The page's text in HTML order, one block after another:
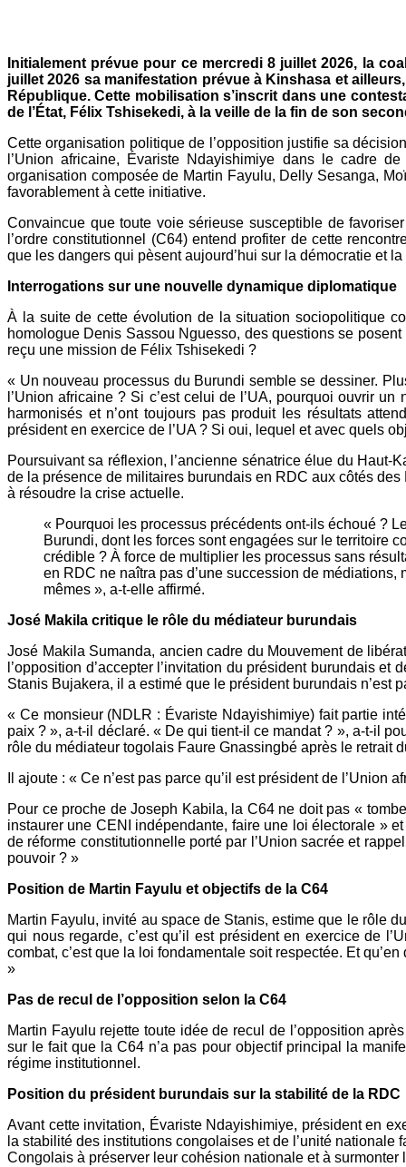
Initialement prévue pour ce mercredi 8 juillet 2026, la
juillet 2026 sa manifestation prévue à Kinshasa et
République. Cette mobilisation s’inscrit dans une
de l’État, Félix Tshisekedi, à la veille de la fin de son
Cette organisation politique de l’opposition justifie sa
l’Union africaine, Évariste Ndayishimiye dans le cadre
organisation composée de Martin Fayulu, Delly Sesanga,
favorablement à cette initiative.
Convaincue que toute voie sérieuse susceptible de
l’ordre constitutionnel (C64) entend profiter de cette
que les dangers qui pèsent aujourd’hui sur la démocratie et
Interrogations sur une nouvelle dynamique diplomatique
À la suite de cette évolution de la situation sociopolitique
homologue Denis Sassou Nguesso, des questions se
reçu une mission de Félix Tshisekedi ?
« Un nouveau processus du Burundi semble se dessiner.
l’Union africaine ? Si c’est celui de l’UA, pourquoi ouvrir
harmonisés et n’ont toujours pas produit les résultats
président en exercice de l’UA ? Si oui, lequel et avec quels
Poursuivant sa réflexion, l’ancienne sénatrice élue du
de la présence de militaires burundais en RDC aux côtés
à résoudre la crise actuelle.
« Pourquoi les processus précédents ont-ils échoué ?
Burundi, dont les forces sont engagées sur le territoire
crédible ? À force de multiplier les processus sans
en RDC ne naîtra pas d’une succession de
mêmes », a-t-elle affirmé.
José Makila critique le rôle du médiateur burundais
José Makila Sumanda, ancien cadre du Mouvement de
l’opposition d’accepter l’invitation du président burundais
Stanis Bujakera, il a estimé que le président burundais
« Ce monsieur (NDLR : Évariste Ndayishimiye) fait partie
paix ? », a-t-il déclaré. « De qui tient-il ce mandat ? », a-t-il
rôle du médiateur togolais Faure Gnassingbé après le retrait
Il ajoute : « Ce n’est pas parce qu’il est président de l’Union
Pour ce proche de Joseph Kabila, la C64 ne doit pas «
instaurer une CENI indépendante, faire une loi électorale »
de réforme constitutionnelle porté par l’Union sacrée et
pouvoir ? »
Position de Martin Fayulu et objectifs de la C64
Martin Fayulu, invité au space de Stanis, estime que le rôle
qui nous regarde, c’est qu’il est président en exercice de
combat, c’est que la loi fondamentale soit respectée. Et
»
Pas de recul de l’opposition selon la C64
Martin Fayulu rejette toute idée de recul de l’opposition
sur le fait que la C64 n’a pas pour objectif principal la
régime institutionnel.
Position du président burundais sur la stabilité de la RDC
Avant cette invitation, Évariste Ndayishimiye, président en
la stabilité des institutions congolaises et de l’unité
Congolais à préserver leur cohésion nationale et à surmonter